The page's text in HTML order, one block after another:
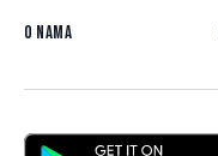
O nama